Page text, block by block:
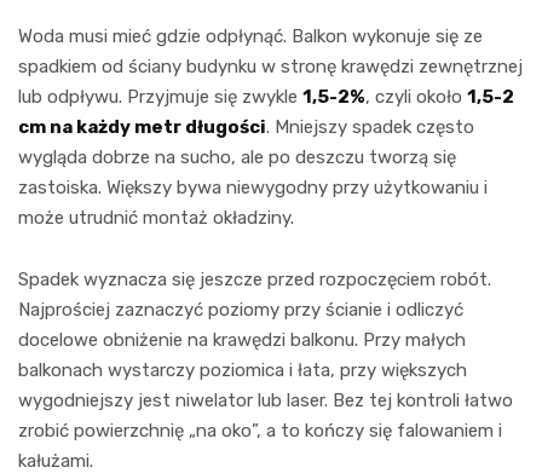
Woda musi mieć gdzie odpłynąć. Balkon wykonuje się ze
spadkiem od ściany budynku w stronę krawędzi zewnętrznej
lub odpływu. Przyjmuje się zwykle 1,5-2%, czyli około 1,5-2
cm na każdy metr długości. Mniejszy spadek często
wygląda dobrze na sucho, ale po deszczu tworzą się
zastoiska. Większy bywa niewygodny przy użytkowaniu i
może utrudnić montaż okładziny.
Spadek wyznacza się jeszcze przed rozpoczęciem robót.
Najprościej zaznaczyć poziomy przy ścianie i odliczyć
docelowe obniżenie na krawędzi balkonu. Przy małych
balkonach wystarczy poziomica i łata, przy większych
wygodniejszy jest niwelator lub laser. Bez tej kontroli łatwo
zrobić powierzchnię „na oko”, a to kończy się falowaniem i
kałużami.